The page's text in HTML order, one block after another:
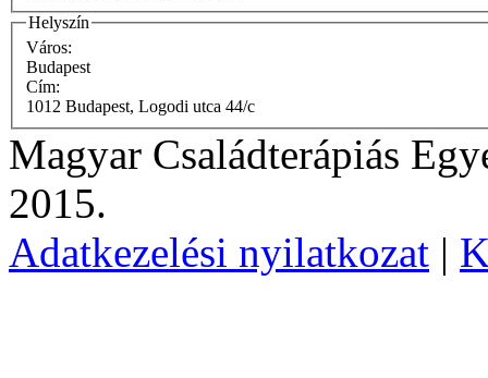
Helyszín
Város:
Budapest
Cím:
1012 Budapest, Logodi utca 44/c
Magyar Családterápiás
2015.
Adatkezelési nyilatkozat |